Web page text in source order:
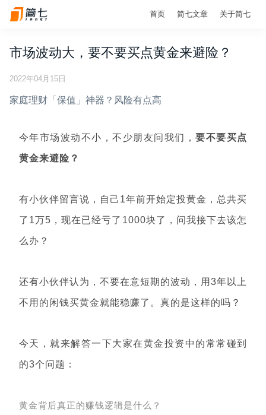
首页 简七文章 关于简七
市场波动大，要不要买点黄金来避险？
2022年04月15日
家庭理财「保值」神器？风险有点高
今年市场波动不小，不少朋友问我们，要不要买点
黄金来避险？
有小伙伴留言说，自己1年前开始定投黄金，总共买
了1万5，现在已经亏了1000块了，问我接下去该怎
么办？
还有小伙伴认为，不要在意短期的波动，用3年以上
不用的闲钱买黄金就能稳赚了。真的是这样的吗？
今天，就来解答一下大家在黄金投资中的常常碰到
的3个问题：
黄金背后真正的赚钱逻辑是什么？